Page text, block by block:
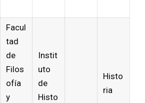
Facul
tad
de
Filos
ofía
y
Instit
uto
de
Histo
Histo
ria